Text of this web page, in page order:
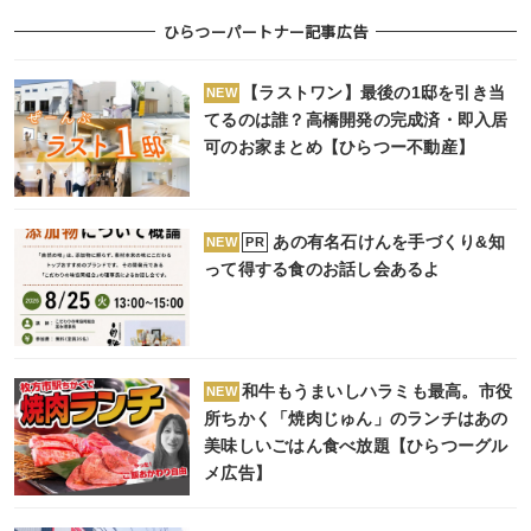
ひらつーパートナー記事広告
NEW
【ラストワン】最後の1邸を引き当
てるのは誰？高橋開発の完成済・即入居
可のお家まとめ【ひらつー不動産】
NEW PR
あの有名石けんを手づくり&知
って得する食のお話し会あるよ
NEW 和牛もうまいしハラミも最高。市役
所ちかく「焼肉じゅん」のランチはあの
美味しいごはん食べ放題【ひらつーグル
メ広告】